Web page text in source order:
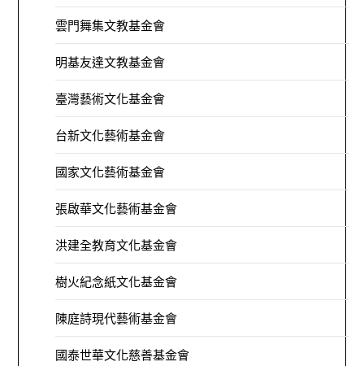
雲門舞集文教基金會
明基友達文教基金會
臺灣藝術文化基金會
台新文化藝術基金會
國家文化藝術基金會
張啟華文化藝術基金會
洪建全教育文化基金會
樹火紀念紙文化基金會
陳庭詩現代藝術基金會
國泰世華文化慈善基金會